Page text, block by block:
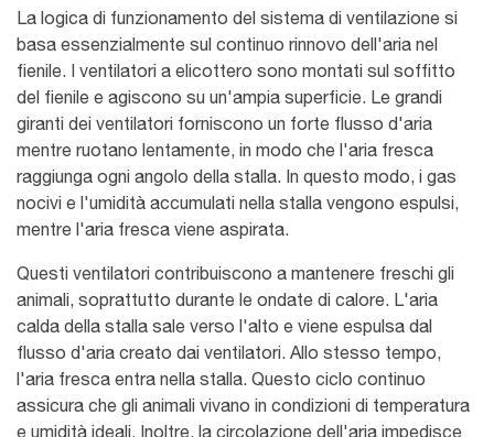
La logica di funzionamento del sistema di ventilazione si
basa essenzialmente sul continuo rinnovo dell'aria nel
fienile. I ventilatori a elicottero sono montati sul soffitto
del fienile e agiscono su un'ampia superficie. Le grandi
giranti dei ventilatori forniscono un forte flusso d'aria
mentre ruotano lentamente, in modo che l'aria fresca
raggiunga ogni angolo della stalla. In questo modo, i gas
nocivi e l'umidità accumulati nella stalla vengono espulsi,
mentre l'aria fresca viene aspirata.
Questi ventilatori contribuiscono a mantenere freschi gli
animali, soprattutto durante le ondate di calore. L'aria
calda della stalla sale verso l'alto e viene espulsa dal
flusso d'aria creato dai ventilatori. Allo stesso tempo,
l'aria fresca entra nella stalla. Questo ciclo continuo
assicura che gli animali vivano in condizioni di temperatura
e umidità ideali. Inoltre, la circolazione dell'aria impedisce